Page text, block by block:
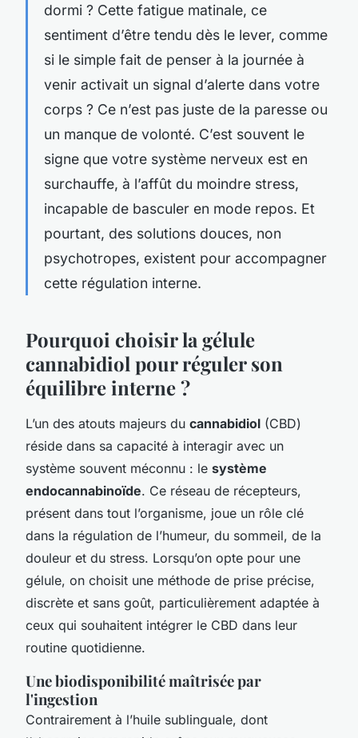
dormi ? Cette fatigue matinale, ce
sentiment d’être tendu dès le lever, comme
si le simple fait de penser à la journée à
venir activait un signal d’alerte dans votre
corps ? Ce n’est pas juste de la paresse ou
un manque de volonté. C’est souvent le
signe que votre système nerveux est en
surchauffe, à l’affût du moindre stress,
incapable de basculer en mode repos. Et
pourtant, des solutions douces, non
psychotropes, existent pour accompagner
cette régulation interne.
Pourquoi choisir la gélule
cannabidiol pour réguler son
équilibre interne ?
L’un des atouts majeurs du cannabidiol (CBD)
réside dans sa capacité à interagir avec un
système souvent méconnu : le système
endocannabinoïde. Ce réseau de récepteurs,
présent dans tout l’organisme, joue un rôle clé
dans la régulation de l’humeur, du sommeil, de la
douleur et du stress. Lorsqu’on opte pour une
gélule, on choisit une méthode de prise précise,
discrète et sans goût, particulièrement adaptée à
ceux qui souhaitent intégrer le CBD dans leur
routine quotidienne.
Une biodisponibilité maîtrisée par
l'ingestion
Contrairement à l’huile sublinguale, dont